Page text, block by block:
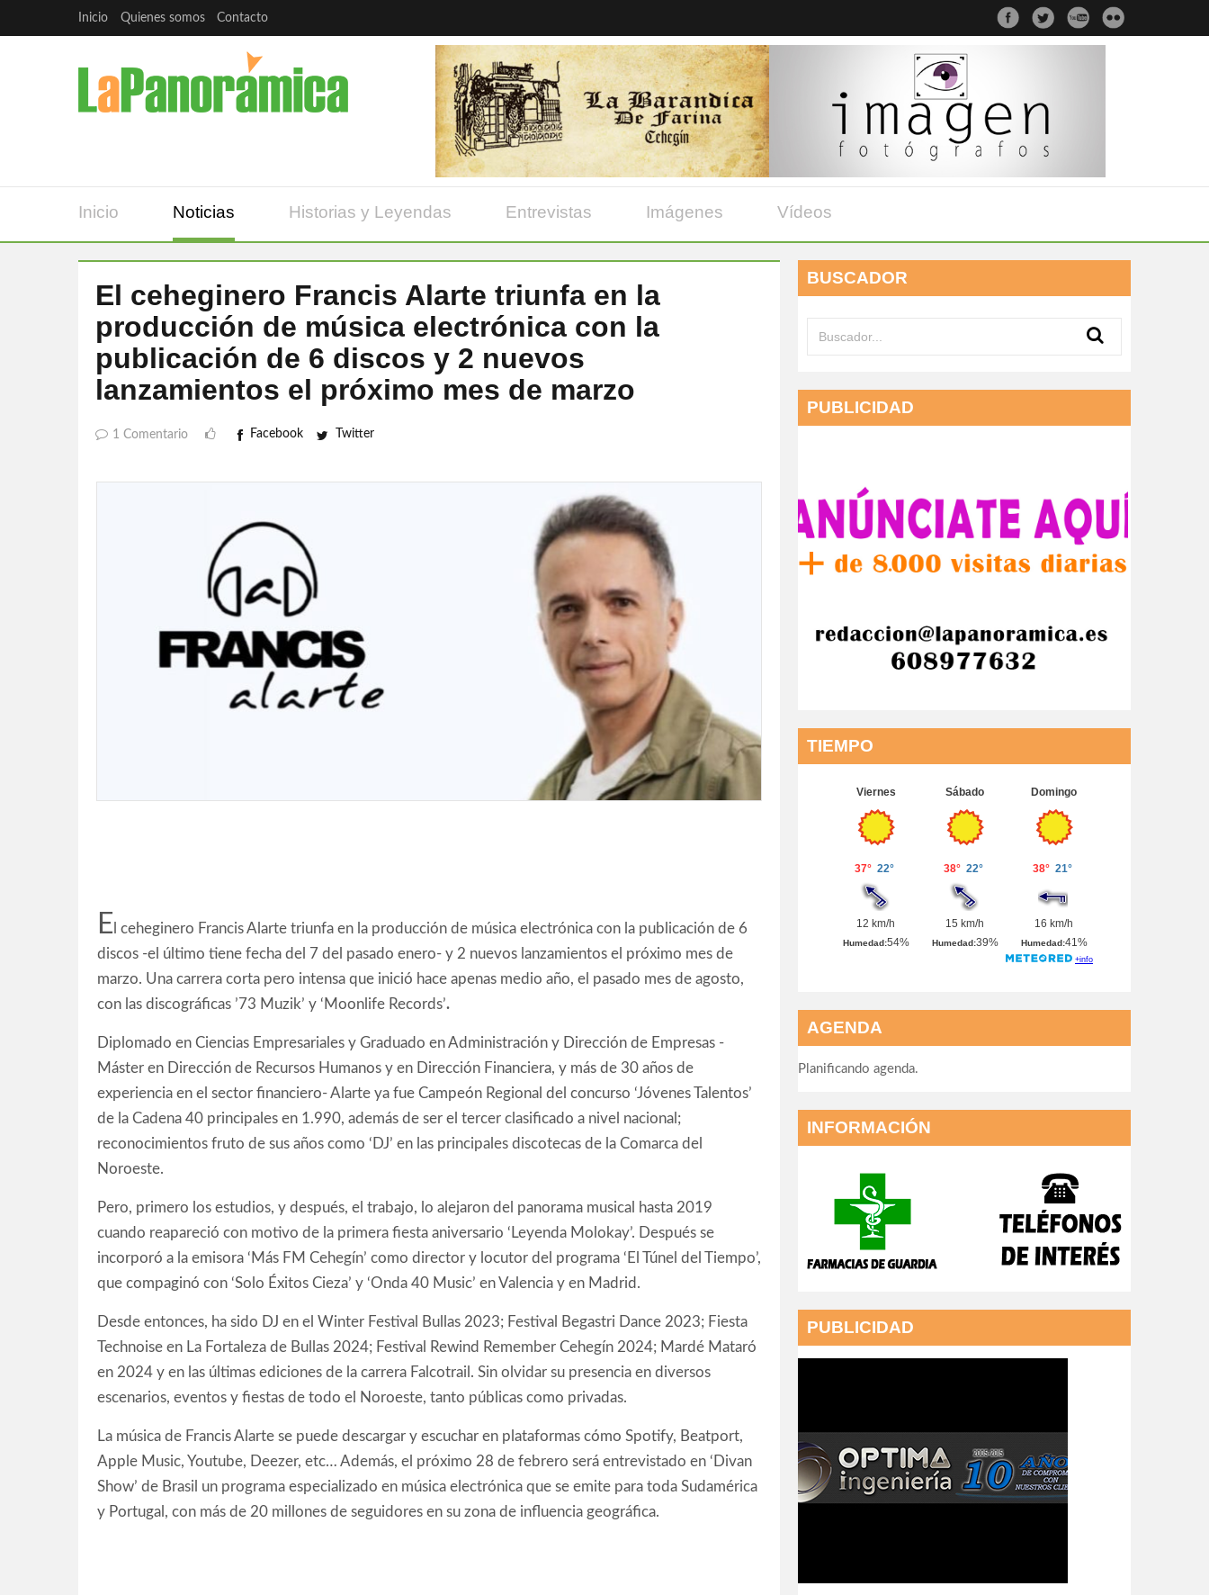
Inicio Quienes somos Contacto
Inicio Noticias Historias y Leyendas Entrevistas Imágenes Vídeos
El ceheginero Francis Alarte triunfa en la
producción de música electrónica con la
publicación de 6 discos y 2 nuevos
lanzamientos el próximo mes de marzo
1 Comentario Facebook Twitter
E l ceheginero Francis Alarte triunfa en la producción de música electrónica con la publicación de 6
discos -el último tiene fecha del 7 del pasado enero- y 2 nuevos lanzamientos el próximo mes de
marzo. Una carrera corta pero intensa que inició hace apenas medio año, el pasado mes de agosto,
con las discográficas ’73 Muzik’ y ‘Moonlife Records’.
Diplomado en Ciencias Empresariales y Graduado en Administración y Dirección de Empresas -
Máster en Dirección de Recursos Humanos y en Dirección Financiera, y más de 30 años de
experiencia en el sector financiero- Alarte ya fue Campeón Regional del concurso ‘Jóvenes Talentos’
de la Cadena 40 principales en 1.990, además de ser el tercer clasificado a nivel nacional;
reconocimientos fruto de sus años como ‘DJ’ en las principales discotecas de la Comarca del
Noroeste.
Pero, primero los estudios, y después, el trabajo, lo alejaron del panorama musical hasta 2019
cuando reapareció con motivo de la primera fiesta aniversario ‘Leyenda Molokay’. Después se
incorporó a la emisora ‘Más FM Cehegín’ como director y locutor del programa ‘El Túnel del Tiempo’,
que compaginó con ‘Solo Éxitos Cieza’ y ‘Onda 40 Music’ en Valencia y en Madrid.
Desde entonces, ha sido DJ en el Winter Festival Bullas 2023; Festival Begastri Dance 2023; Fiesta
Technoise en La Fortaleza de Bullas 2024; Festival Rewind Remember Cehegín 2024; Mardé Mataró
en 2024 y en las últimas ediciones de la carrera Falcotrail. Sin olvidar su presencia en diversos
escenarios, eventos y fiestas de todo el Noroeste, tanto públicas como privadas.
La música de Francis Alarte se puede descargar y escuchar en plataformas cómo Spotify, Beatport,
Apple Music, Youtube, Deezer, etc… Además, e l próximo 28 de febrero será entrevistado en ‘Divan
Show’ de Brasil un programa especializado en música electrónica que se emite para toda Sudamérica
y Portugal, con más de 20 millones de seguidores en su zona de influencia geográfica.
BUSCADOR
PUBLICIDAD
TIEMPO
AGENDA
Planificando agenda.
INFORMACIÓN
PUBLICIDAD